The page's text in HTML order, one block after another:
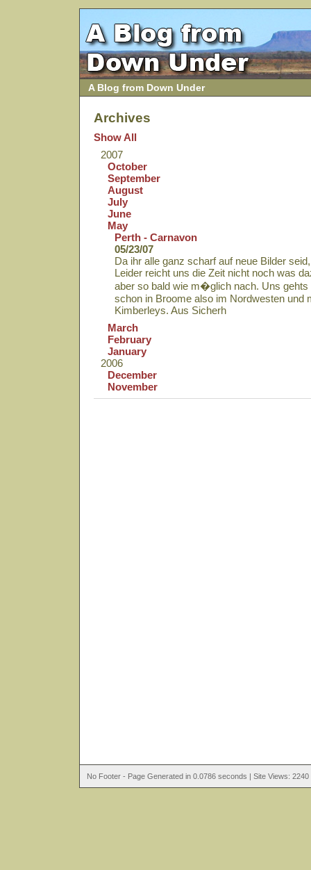
A Blog from Down Under
Archives
Show All
2007
October
September
August
July
June
May
Perth - Carnavon
05/23/07
Da ihr alle ganz scharf auf neue Bilder
Leider reicht uns die Zeit nicht noch was
aber so bald wie m�glich nach. Uns gehts
schon in Broome also im Nordwesten und
Kimberleys. Aus Sicherh
March
February
January
2006
December
November
No Footer - Page Generated in 0.0786 seconds | Site Views: 2240